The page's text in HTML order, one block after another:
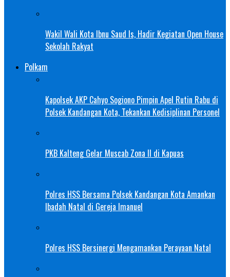
Wakil Wali Kota Ibnu Saud Is, Hadir Kegiatan Open House
Sekolah Rakyat
Polkam
Kapolsek AKP Cahyo Sogiono Pimpin Apel Rutin Rabu di
Polsek Kandangan Kota, Tekankan Kedisiplinan Personel
PKB Kalteng Gelar Muscab Zona II di Kapuas
Polres HSS Bersama Polsek Kandangan Kota Amankan
Ibadah Natal di Gereja Imanuel
Polres HSS Bersinergi Mengamankan Perayaan Natal